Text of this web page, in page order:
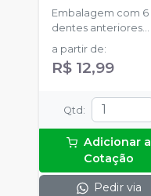
Embalagem com 6
dentes anteriores
superiores.
a partir de:
R$ 12,99
Qtd:
Adicionar a
Cotação
Pedir via